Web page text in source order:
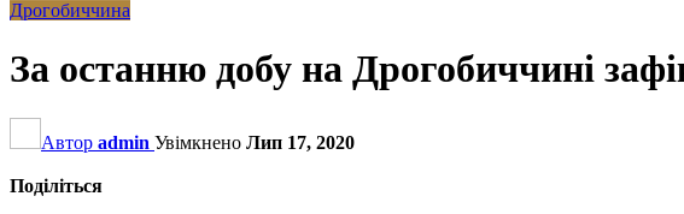
Дрогобиччина
За останню добу на Дрогобиччині
Автор admin Увімкнено Лип 17, 2020
Поділіться